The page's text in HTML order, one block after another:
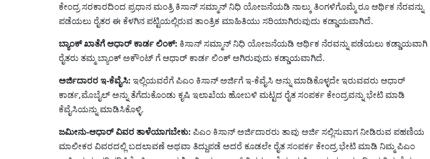
ಕೇಂದ್ರ ಸರಕಾರದಿಂದ ಪ್ರಧಾನ ಮಂತ್ರಿ ಕಿಸಾನ್ ಸಮ್ಮಾನ್ ನಿಧಿ ಯೋಜನೆಯಡಿ ನಾಲ್ಕು ತಿಂಗಳಿಗೊಮ್ಮೆ ರೂ ಆರ್ಥಿಕ ನೆರವನ್ನು
ಪಡೆಯಲು ರೈತರ ಈ ಕೆಳಗಿನ ಪಟ್ಟಿಯಲ್ಲಿರುವ ತಾಂತ್ರಿಕ ಮಾಹಿತಿಯು ಸರಿಯಾಗಿರುವುದು ಕಡ್ಡಾಯವಾಗಿದೆ.
ಬ್ಯಾಂಕ್ ಖಾತೆಗೆ ಆಧಾರ್ ಕಾರ್ಡ ಲಿಂಕ್: ಕಿಸಾನ್ ಸಮ್ಮಾನ್ ನಿಧಿ ಯೋಜನೆಯಡಿ ಆರ್ಥಿಕ ನೆರವನ್ನು ಪಡೆಯಲು ಕಡ್ಡಾಯವಾಗಿ
ರೈತರು ತಮ್ಮ ಬ್ಯಾಂಕ್ ಅಕೌಂಟ್ ಗೆ ಆಧಾರ್ ಕಾರ್ಡ ಲಿಂಕ್ ಅಗಿರುವುದು ಕಡ್ಡಾಯವಾಗಿದೆ.
ಅರ್ಜಿದಾರರ ಇ-ಕೆವೈಸಿ: ಇಲ್ಲಿಯವರೆಗೆ ಪಿಎಂ ಕಿಸಾನ್ ಅರ್ಜಿಗೆ ಇ-ಕೆವೈಸಿ ಅನ್ನು ಮಾಡಿಕೊಳ್ಳದೇ ಇರುವವರು ಆಧಾರ್
ಕಾರ್ಡ,ಮೊಬೈಲ್ ಅನ್ನು ತೆಗೆದುಕೊಂಡು ಕೃಷಿ ಇಲಾಖೆಯ ಹೋಬಳಿ ಮಟ್ಟದ ರೈತ ಸಂಪರ್ಕ ಕೇಂದ್ರವನ್ನು ಭೇಟಿ ಮಾಡಿ
ಕೆವೈಸಿಯನ್ನು ಮಾಡಿಸಿಕೊಳ್ಳಿ.
ಜಮೀನು-ಆಧಾರ್ ವಿವರ ತಾಳೆಯಾಗಬೇಕು: ಪಿಎಂ ಕಿಸಾನ್ ಅರ್ಜಿದಾರರು ತಾವು ಅರ್ಜಿ ಸಲ್ಲಿಸುವಾಗ ನೀಡಿರುವ ಪಹಣಿಯ
ಮಾಲೀಕರ ವಿವರದಲ್ಲಿ ಬದಲಾವಣೆ ಅಥವಾ ತಿದ್ದುಪಡೆ ಅದರೆ ಕೂಡಲೇ ರೈತ ಸಂಪರ್ಕ ಕೇಂದ್ರ ಭೇಟಿ ಮಾಡಿ ನಿಮ್ಮ ಪಿಎಂ